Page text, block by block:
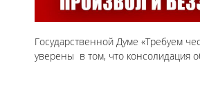
Государственной Думе «Требуем
уверены в том, что